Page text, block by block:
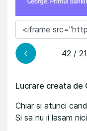
42 /
Lucrare creata de
Chiar si atunci
Si sa nu ii lasam